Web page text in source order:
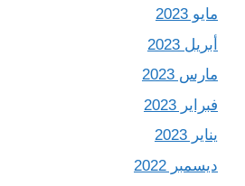
مايو 2023
أبريل 2023
مارس 2023
فبراير 2023
يناير 2023
ديسمبر 2022